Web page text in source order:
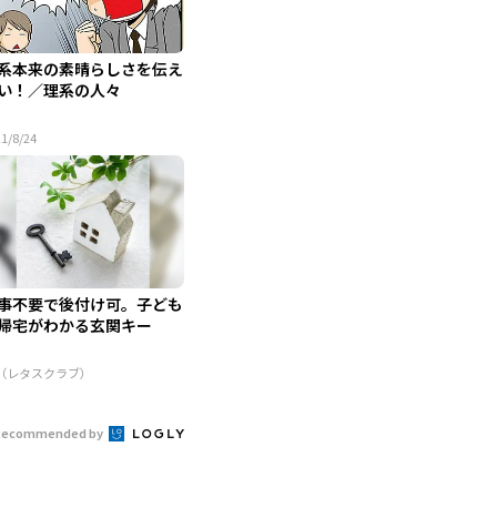
本来の素晴らしさを伝え
！／理系の人々
8/24
不要で後付け可。子ども
宅がわかる玄関キー
レタスクラブ）
by